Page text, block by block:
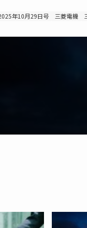
年10月29日号 三菱電機